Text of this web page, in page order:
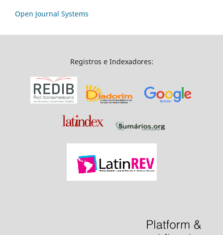
Open Journal Systems
Registros e Indexadores: